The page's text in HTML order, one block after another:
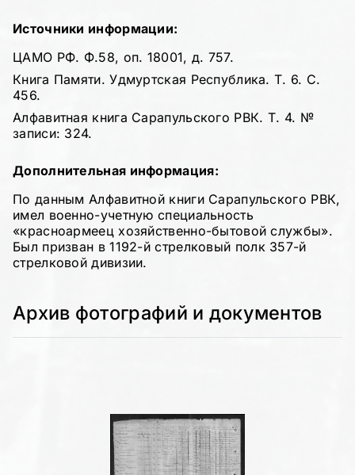
Источники информации:
ЦАМО РФ. Ф.58, оп. 18001, д. 757.
Книга Памяти. Удмуртская Республика. Т. 6. С.
456.
Алфавитная книга Сарапульского РВК. Т. 4. №
записи: 324.
Дополнительная информация:
По данным Алфавитной книги Сарапульского РВК,
имел военно-учетную специальность
«красноармеец хозяйственно-бытовой службы».
Был призван в 1192-й стрелковый полк 357-й
стрелковой дивизии.
Архив фотографий и документов